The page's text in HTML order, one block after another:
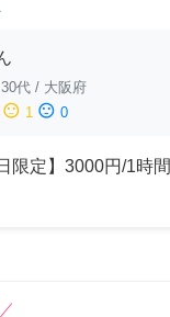
30代 / 大阪府
sentiment_neutral 1 sentiment_dissatisfied 0
限定】3000円/1時間